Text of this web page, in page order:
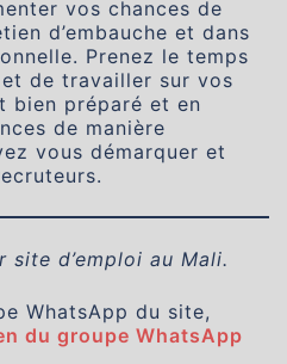
vos chances de
d’embauche et dans
Prenez le temps
de travailler sur vos
bien préparé et en
de manière
vous démarquer et
site d’emploi au Mali.
WhatsApp du site,
du groupe WhatsApp